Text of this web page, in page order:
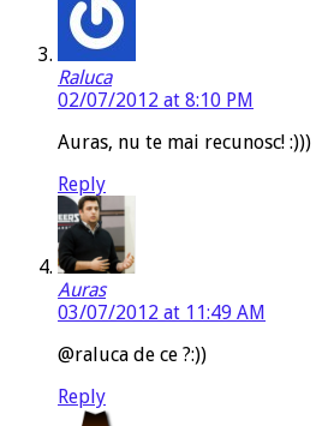
Raluca
02/07/2012 at 8:10 PM
Auras, nu te mai recunosc! :)))
Reply
Auras
03/07/2012 at 11:49 AM
@raluca de ce ?:))
Reply